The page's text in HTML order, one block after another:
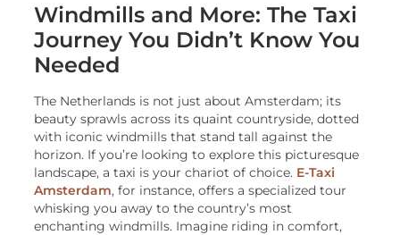
Windmills and More: The Taxi
Journey You Didn’t Know You
Needed
The Netherlands is not just about Amsterdam; its
beauty sprawls across its quaint countryside, dotted
with iconic windmills that stand tall against the
horizon. If you’re looking to explore this picturesque
landscape, a taxi is your chariot of choice. E-Taxi
Amsterdam, for instance, offers a specialized tour
whisking you away to the country’s most
enchanting windmills. Imagine riding in comfort,